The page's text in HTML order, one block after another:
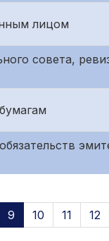
лицом
совета,
9 10 11 12